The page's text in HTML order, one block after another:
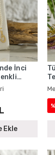
İnci
Seti -
Ekle